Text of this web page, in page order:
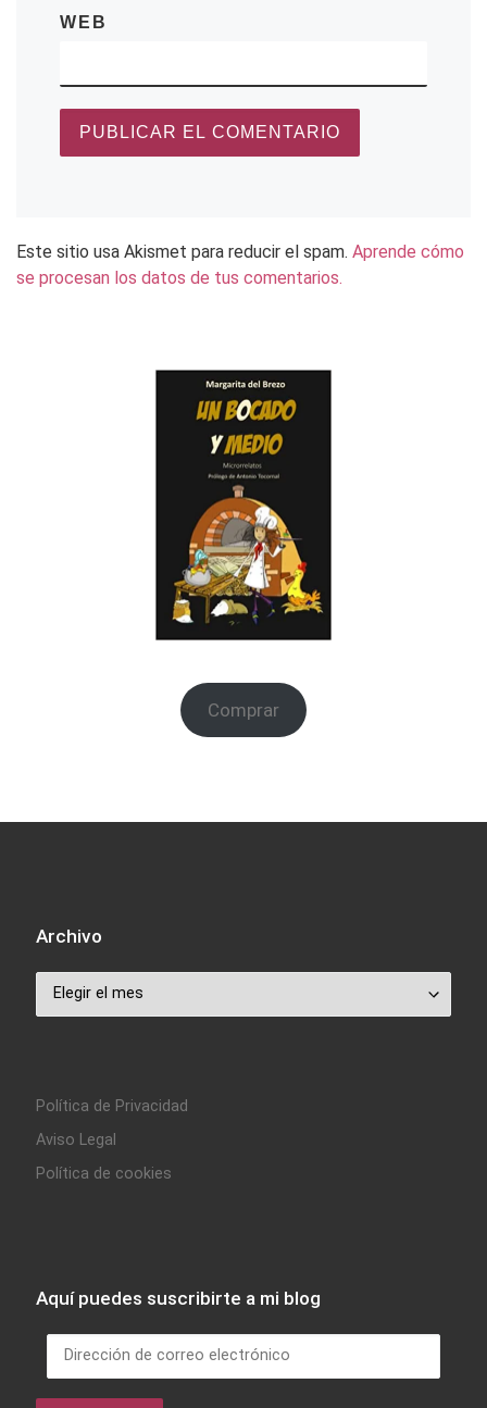
WEB
Este sitio usa Akismet para reducir el spam. Aprende cómo
se procesan los datos de tus comentarios.
Comprar
Archivo
Archivo
Política de Privacidad
Aviso Legal
Política de cookies
Aquí puedes suscribirte a mi blog
Dirección de correo electrónico